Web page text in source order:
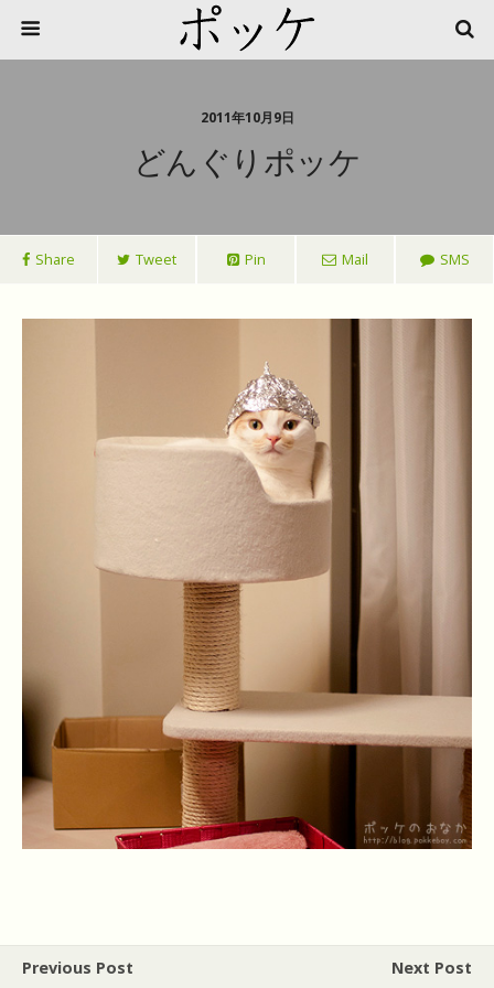
2011年10月9日
どんぐりポッケ
Share Tweet Pin Mail SMS
Previous Post
Next Post